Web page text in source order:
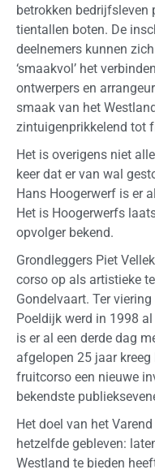
betrokken bedrijfsleven
tientallen boten. De
deelnemers kunnen
‘smaakvol’ het
ontwerpers en
smaak van het
zintuigenprikkelend tot
Het is overigens niet
keer dat er van wal
Hans Hoogerwerf is er
Het is Hoogerwerfs
opvolger bekend.
Grondleggers Piet
corso op als artistieke
Gondelvaart. Ter
Poeldijk werd in 1998
is er al een derde dag
afgelopen 25 jaar
fruitcorso een nieuwe
bekendste
Het doel van het
hetzelfde gebleven:
Westland te bieden